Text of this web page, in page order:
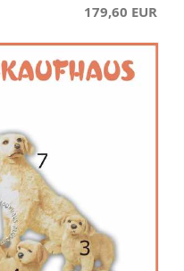
179,60 EUR